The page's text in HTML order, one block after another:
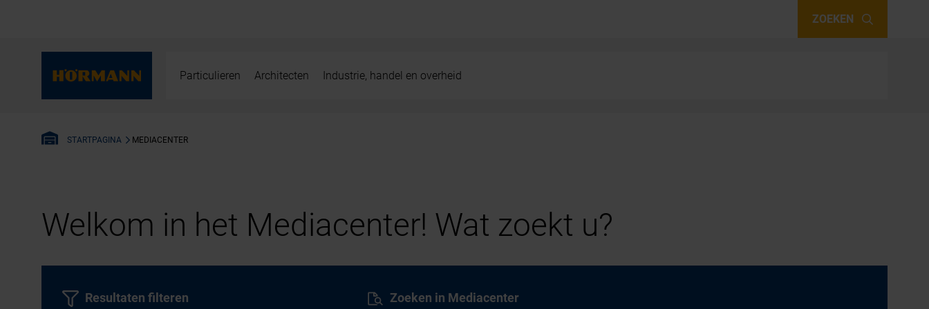
ZOEKEN
Particulieren Architecten Industrie, handel en overheid
STARTPAGINA MEDIACENTER
Welkom in het Mediacenter! Wat zoekt u?
Zoeken in Mediacenter
Resultaten filteren